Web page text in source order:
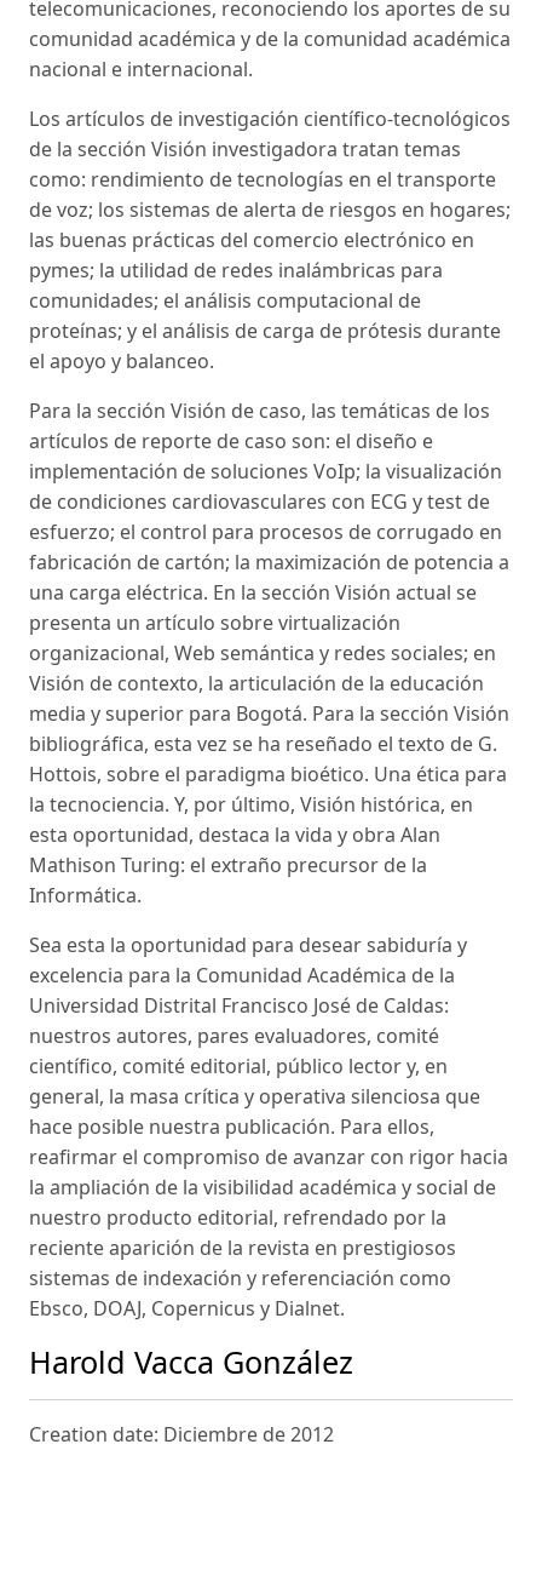
telecomunicaciones, reconociendo los aportes de su
comunidad académica y de la comunidad académica
nacional e internacional.
Los artículos de investigación científico-tecnológicos
de la sección Visión investigadora tratan temas
como: rendimiento de tecnologías en el transporte
de voz; los sistemas de alerta de riesgos en hogares;
las buenas prácticas del comercio electrónico en
pymes; la utilidad de redes inalámbricas para
comunidades; el análisis computacional de
proteínas; y el análisis de carga de prótesis durante
el apoyo y balanceo.
Para la sección Visión de caso, las temáticas de los
artículos de reporte de caso son: el diseño e
implementación de soluciones VoIp; la visualización
de condiciones cardiovasculares con ECG y test de
esfuerzo; el control para procesos de corrugado en
fabricación de cartón; la maximización de potencia a
una carga eléctrica. En la sección Visión actual se
presenta un artículo sobre virtualización
organizacional, Web semántica y redes sociales; en
Visión de contexto, la articulación de la educación
media y superior para Bogotá. Para la sección Visión
bibliográfica, esta vez se ha reseñado el texto de G.
Hottois, sobre el paradigma bioético. Una ética para
la tecnociencia. Y, por último, Visión histórica, en
esta oportunidad, destaca la vida y obra Alan
Mathison Turing: el extraño precursor de la
Informática.
Sea esta la oportunidad para desear sabiduría y
excelencia para la Comunidad Académica de la
Universidad Distrital Francisco José de Caldas:
nuestros autores, pares evaluadores, comité
científico, comité editorial, público lector y, en
general, la masa crítica y operativa silenciosa que
hace posible nuestra publicación. Para ellos,
reafirmar el compromiso de avanzar con rigor hacia
la ampliación de la visibilidad académica y social de
nuestro producto editorial, refrendado por la
reciente aparición de la revista en prestigiosos
sistemas de indexación y referenciación como
Ebsco, DOAJ, Copernicus y Dialnet.
Harold Vacca González
Creation date: Diciembre de 2012